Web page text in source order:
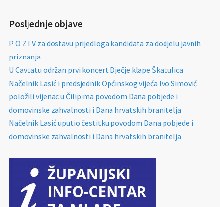
Posljednje objave
P O Z I V za dostavu prijedloga kandidata za dodjelu javnih
priznanja
U Cavtatu održan prvi koncert Dječje klape Škatulica
Načelnik Lasić i predsjednik Općinskog vijeća Ivo Simović
položili vijenac u Čilipima povodom Dana pobjede i
domovinske zahvalnosti i Dana hrvatskih branitelja
Načelnik Lasić uputio čestitku povodom Dana pobjede i
domovinske zahvalnosti i Dana hrvatskih branitelja